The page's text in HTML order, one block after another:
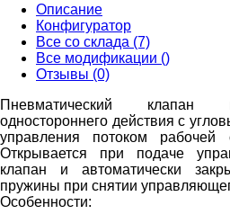
Описание
Конфигуратор
Все со склада (7)
Все модификации ()
Отзывы (0)
Пневматический клапан
одностороннего действия с
управления потоком рабочей
Открывается при подаче
клапан и автоматически
пружины при снятии
Особенности: